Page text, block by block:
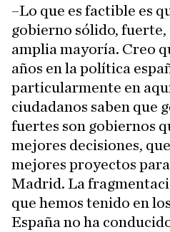
–Lo que es factible es
gobierno sólido, fuerte,
amplia mayoría. Creo
años en la política
particularmente en
ciudadanos saben que
fuertes son gobiernos
mejores decisiones,
mejores proyectos
Madrid. La
que hemos tenido en
España no ha